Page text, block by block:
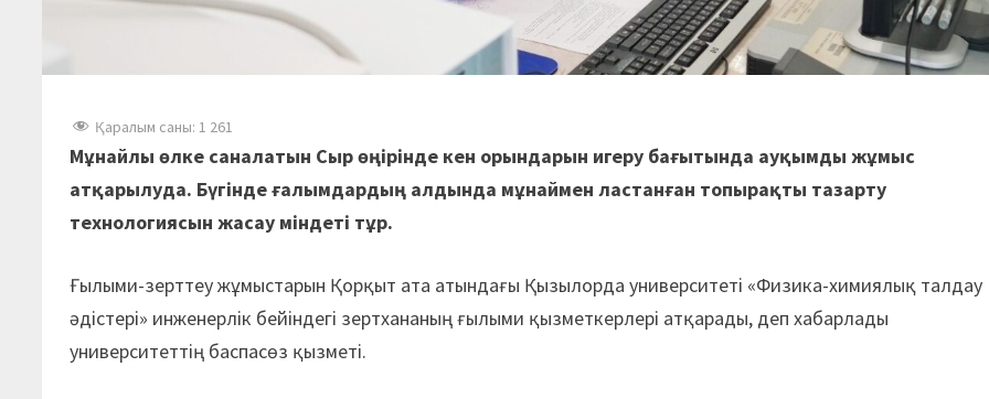
Қаралым саны: 1 261
Мұнайлы өлке саналатын Сыр өңірінде кен орындарын игеру бағытында ауқымды жұмыс
атқарылуда. Бүгінде ғалымдардың алдында мұнаймен ластанған топырақты тазарту
технологиясын жасау міндеті тұр.
Ғылыми-зерттеу жұмыстарын Қорқыт ата атындағы Қызылорда университеті «Физика-химиялық талдау
әдістері» инженерлік бейіндегі зертхананың ғылыми қызметкерлері атқарады, деп хабарлады
университеттің баспасөз қызметі.